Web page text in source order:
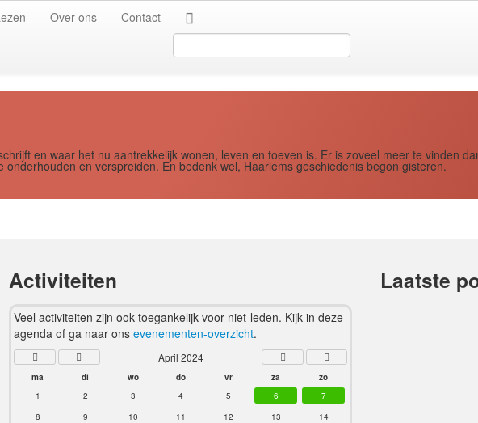
Over ons
Contact
...
en waar het nu aantrekkelijk wonen, leven en toeven is. Er is zoveel meer te vinden
en verspreiden. En bedenk wel, Haarlems geschiedenis begon gisteren.
Activiteiten
Veel activiteiten zijn ook toegankelijk voor niet-leden. Kijk in deze
agenda of ga naar onsevenementen-overzicht.
April 2024
ma di wo do vr za
zo
1
2 3 4 5 6
7
8
9 10 11 12 13
14
Laatste